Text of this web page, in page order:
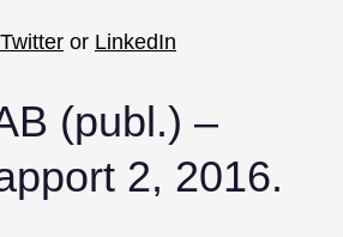
Twitter or LinkedIn
(publ.) –
2, 2016.